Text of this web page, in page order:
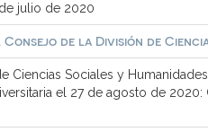
julio de 2020
de la División de
Sociales y
el 27 de agosto de